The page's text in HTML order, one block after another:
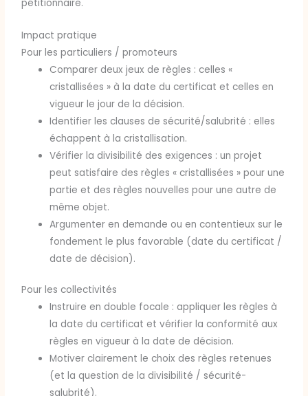
pétitionnaire.
Impact pratique
Pour les particuliers / promoteurs
Comparer deux jeux de règles : celles «
cristallisées » à la date du certificat et celles en
vigueur le jour de la décision.
Identifier les clauses de sécurité/salubrité : elles
échappent à la cristallisation.
Vérifier la divisibilité des exigences : un projet
peut satisfaire des règles « cristallisées » pour une
partie et des règles nouvelles pour une autre de
même objet.
Argumenter en demande ou en contentieux sur le
fondement le plus favorable (date du certificat /
date de décision).
Pour les collectivités
Instruire en double focale : appliquer les règles à
la date du certificat et vérifier la conformité aux
règles en vigueur à la date de décision.
Motiver clairement le choix des règles retenues
(et la question de la divisibilité / sécurité-
salubrité).